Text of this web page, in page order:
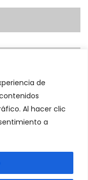
de
Al hacer clic
a